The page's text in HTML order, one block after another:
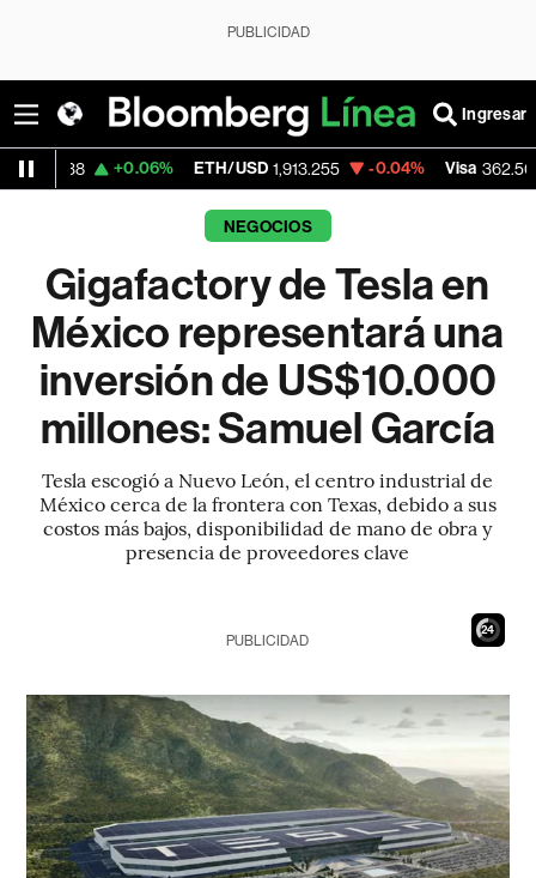
PUBLICIDAD
Ingresar
ETH/USD 1,913.255 -0.04% Visa 362.50 -2.15%
NEGOCIOS
Gigafactory de Tesla en
México representará una
inversión de US$10.000
millones: Samuel García
Tesla escogió a Nuevo León, el centro industrial de
México cerca de la frontera con Texas, debido a sus
costos más bajos, disponibilidad de mano de obra y
presencia de proveedores clave
22
PUBLICIDAD